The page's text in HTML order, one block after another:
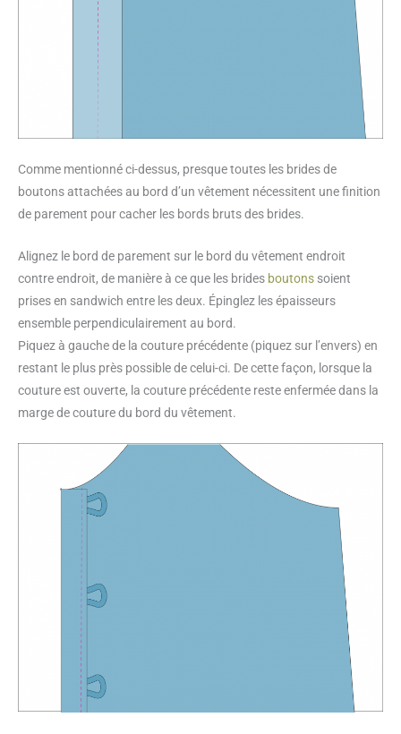
Comme mentionné ci-dessus, presque toutes les brides de
boutons attachées au bord d’un vêtement nécessitent une finition
de parement pour cacher les bords bruts des brides.
Alignez le bord de parement sur le bord du vêtement endroit
contre endroit, de manière à ce que les brides boutons soient
prises en sandwich entre les deux. Épinglez les épaisseurs
ensemble perpendiculairement au bord.
Piquez à gauche de la couture précédente (piquez sur l’envers) en
restant le plus près possible de celui-ci. De cette façon, lorsque la
couture est ouverte, la couture précédente reste enfermée dans la
marge de couture du bord du vêtement.